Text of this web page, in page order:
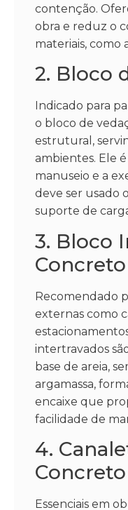
contenção.
obra e reduz o
materiais, como
2. Bloco
Indicado para
o bloco de
estrutural,
ambientes. Ele
manuseio e a
deve ser usado
suporte de
3. Bloco
Concreto
Recomendado
externas como
intertravados
base de areia,
argamassa,
encaixe que
facilidade de
4.
Concreto
Essenciais em